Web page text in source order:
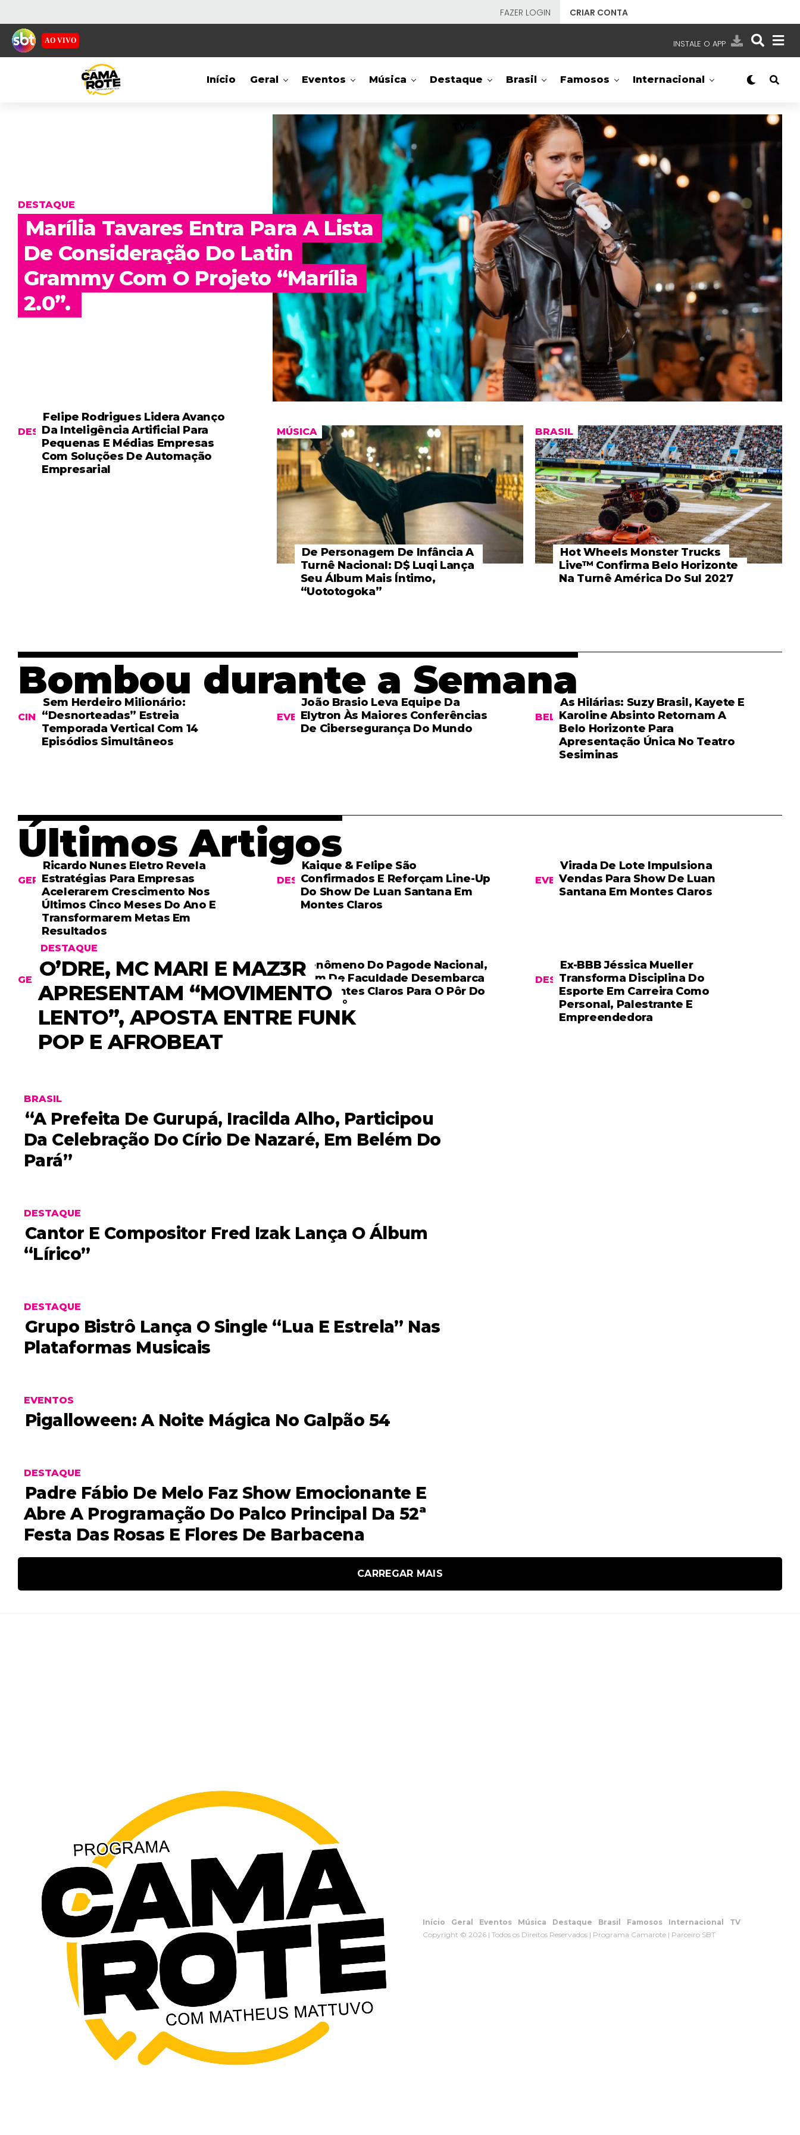
FAZER LOGIN CRIAR CONTA
AO VIVO INSTALE O APP
SBT- SISTEMA BRASILEIRO DE TELEVISÃO
Início Geral Eventos Música Destaque Brasil Famosos Internacional
TV
DESTAQUE
Marília Tavares Entra Para A Lista
De Consideração Do Latin
Grammy Com O Projeto “Marília
2.0”.
DESTAQUE
Felipe Rodrigues Lidera Avanço
Da Inteligência Artificial Para
Pequenas E Médias Empresas
Com Soluções De Automação
Empresarial
MÚSICA
De Personagem De Infância A
Turnê Nacional: D$ Luqi Lança
Seu Álbum Mais Íntimo,
“Uototogoka”
BRASIL
Hot Wheels Monster Trucks
Live™ Confirma Belo Horizonte
Na Turnê América Do Sul 2027
Bombou durante a Semana
CINEMA & ARTE
Sem Herdeiro Milionário:
“Desnorteadas” Estreia
Temporada Vertical Com 14
Episódios Simultâneos
EVENTOS
João Brasio Leva Equipe Da
Elytron Às Maiores Conferências
De Cibersegurança Do Mundo
BELO HORIZONTE
As Hilárias: Suzy Brasil, Kayete E
Karoline Absinto Retornam A
Belo Horizonte Para
Apresentação Única No Teatro
Sesiminas
Últimos Artigos
GERAL
Ricardo Nunes Eletro Revela
Estratégias Para Empresas
Acelerarem Crescimento Nos
Últimos Cinco Meses Do Ano E
Transformarem Metas Em
Resultados
DESTAQUE
Kaique & Felipe São
Confirmados E Reforçam Line-Up
Do Show De Luan Santana Em
Montes Claros
EVENTOS
Virada De Lote Impulsiona
Vendas Para Show De Luan
Santana Em Montes Claros
GERAL
Curso De Tiro Básico Oferece
Capacitação Em Montes Claros
Com Foco Em Segurança E
Técnica
EVENTOS
Fenômeno Do Pagode Nacional,
Som De Faculdade Desembarca
Em Montes Claros Para O Pôr Do
Sol 360°
DESTAQUE
Ex-BBB Jéssica Mueller
Transforma Disciplina Do
Esporte Em Carreira Como
Personal, Palestrante E
Empreendedora
DESTAQUE
O’DRE, MC MARI E MAZ3R
APRESENTAM “MOVIMENTO
LENTO”, APOSTA ENTRE FUNK
POP E AFROBEAT
BRASIL
“A Prefeita De Gurupá, Iracilda Alho, Participou
Da Celebração Do Círio De Nazaré, Em Belém Do
Pará”
DESTAQUE
Cantor E Compositor Fred Izak Lança O Álbum
“Lírico”
DESTAQUE
Grupo Bistrô Lança O Single “Lua E Estrela” Nas
Plataformas Musicais
EVENTOS
Pigalloween: A Noite Mágica No Galpão 54
DESTAQUE
Padre Fábio De Melo Faz Show Emocionante E
Abre A Programação Do Palco Principal Da 52ª
Festa Das Rosas E Flores De Barbacena
CARREGAR MAIS
Início Geral Eventos Música Destaque Brasil Famosos Internacional
TV
Copyright © 2026 | Todos os Direitos Reservados | Programa Camarote | Parceiro SBT